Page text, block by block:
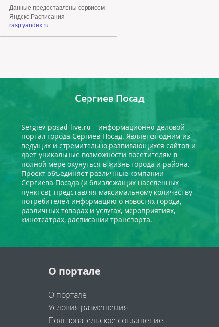
Сергиев Посад
Sergiev-posad-live.ru – информационно-деловой
портал города Сергиев Посад. Является одним из
ведущих и стремительно развивающихся сайтов и
даёт уникальные возможности посетителям в
полной мере окунуться в жизнь города и района.
Проект объединяет различные компании
Сергиева Посада (и близлежащих населенных
пунктов), представляя максимальному количеству
потребителей информацию о новостях города,
различных товарах и услугах, мероприятиях,
кинотеатрах, расписании транспорта.
О портале
О портале
Условия размещения
Пользовательское соглашение